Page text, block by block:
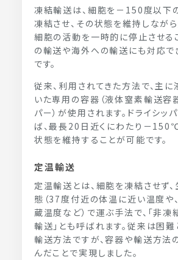
凍結輸送は、細胞を－150度以下
凍結させ、その状態を維持しながら
細胞の活動を一時的に停止させる
の輸送や海外への輸送にも対応で
です。
従来、利用されてきた方法で、主
いた専用の容器（液体窒素輸送容
パー）が使用されます。ドライシッ
ば、最長20日近くにわたり－
状態を維持することが可能です。
定温輸送
定温輸送とは、細胞を凍結させず
態（37度付近の体温に近い温度や
蔵温度など）で運ぶ手法で、「非凍
輸送」とも呼ばれます。従来は困
輸送方法ですが、容器や輸送方法
んだことで実現しました。